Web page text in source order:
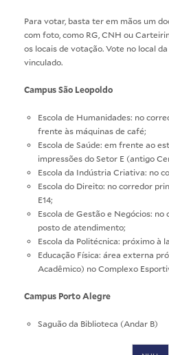
Para votar, basta ter em mãos um
com foto, como RG, CNH ou
os locais de votação. Vote no local
vinculado.
Campus São Leopoldo
Escola de Humanidades: no
frente às máquinas de café;
Escola de Saúde: em frente ao
impressões do Setor E (antigo
Escola da Indústria Criativa: no
Escola do Direito: no corredor
E14;
Escola de Gestão e Negócios:
posto de atendimento;
Escola da Politécnica: próximo à
Educação Física: área externa
Acadêmico) no Complexo
Campus Porto Alegre
Saguão da Biblioteca (Andar B)